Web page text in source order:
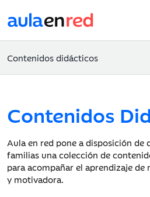
Contenidos didácticos
Contenidos
Aula en red pone a disposición de
familias una colección de
para acompañar el aprendizaje
y motivadora.